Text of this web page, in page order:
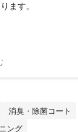
ます。
消臭・除菌コート
ング